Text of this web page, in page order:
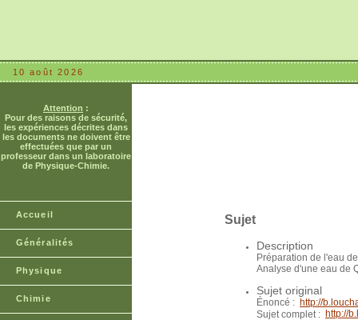
10 août 2026
Attention :
Pour des raisons de sécurité,
les expériences décrites dans
les documents ne doivent être
effectuées que par un
professeur dans un laboratoire
de Physique-Chimie.
Accueil
Généralités
Physique
Chimie
Sujet
Description
Préparation de l'eau
Analyse d'une eau de
Sujet original
Énoncé : http://
Sujet complet : http://